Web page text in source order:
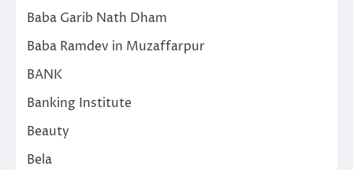
Baba Garib Nath Dham
Baba Ramdev in Muzaffarpur
BANK
Banking Institute
Beauty
Bela